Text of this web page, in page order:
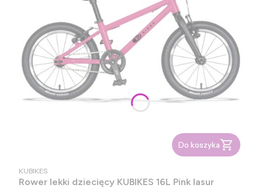
Do koszyka
PRODUCENT
KUBIKES
Rower lekki dziecięcy KUBIKES 16L Pink lasur